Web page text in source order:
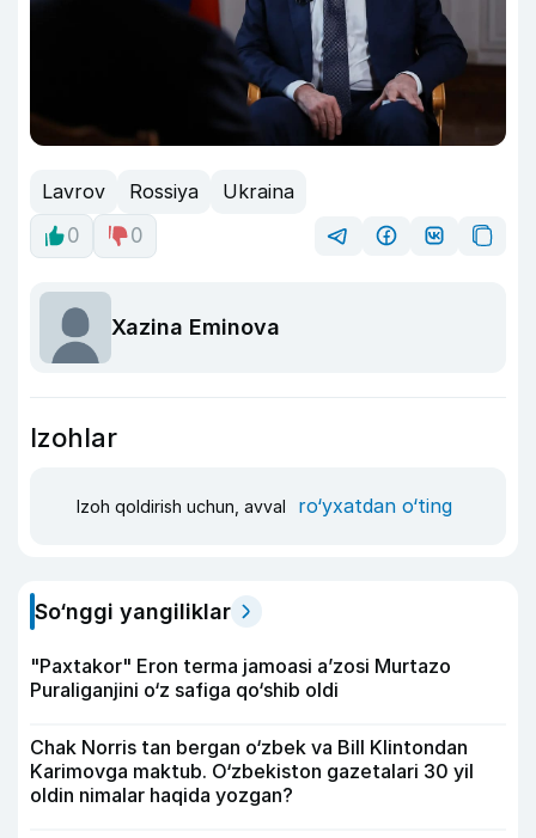
Lavrov Rossiya
Ukraina
0
0
Xazina Eminova
Izohlar
Izoh qoldirish uchun, avval ro‘yxatdan o‘ting
So‘nggi yangiliklar
"Paxtakor" Eron terma jamoasi a’zosi Murtazo
Puraliganjini o‘z safiga qo‘shib oldi
Chak Norris tan bergan o‘zbek va Bill Klintondan
Karimovga maktub. O‘zbekiston gazetalari 30 yil
oldin nimalar haqida yozgan?